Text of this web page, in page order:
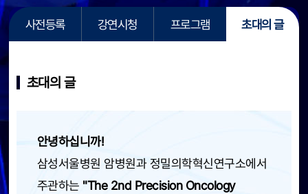
사전등록 강연시청 프로그램 초대의 글
초대의 글
안녕하십니까!
삼성서울병원 암병원과 정밀의학혁신연구소에서
주관하는 "The 2nd Precision Oncology